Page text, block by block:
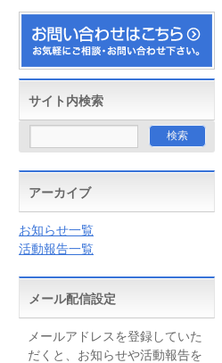
サイト内検索
アーカイブ
お知らせ一覧
活動報告一覧
メール配信設定
メールアドレスを登録していた
だくと、お知らせや活動報告を